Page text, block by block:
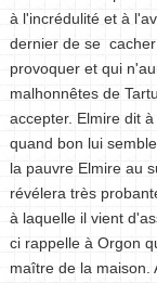
à l'incrédulité et à
dernier de se
provoquer et qui
malhonnêtes de
accepter. Elmire dit
quand bon lui
la pauvre Elmire au
révélera très
à laquelle il vient
ci rappelle à Orgon
maître de la maison.